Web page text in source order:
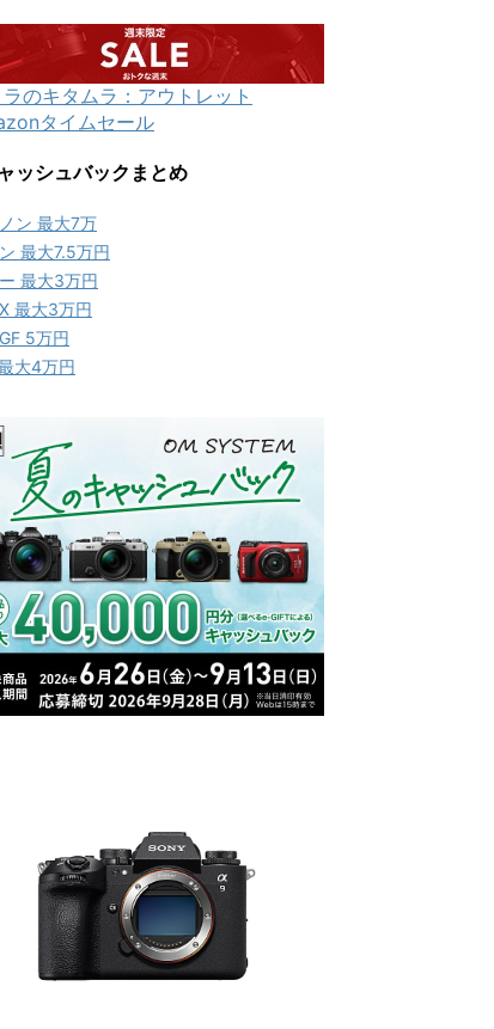
ラのキタムラ：アウトレット
タイムセール
ッシュバックまとめ
ン 最大7万
最大7.5万円
最大3万円
最大3万円
5万円
大4万円